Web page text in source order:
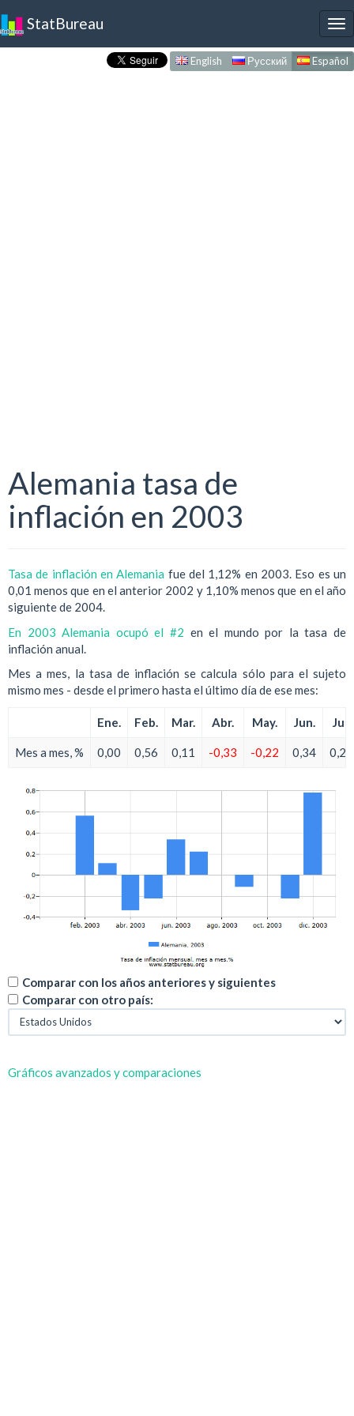
StatBureau
English Русский Español
Alemania tasa de
inflación en 2003
Tasa de inflación en Alemania fue del 1,12% en 2003. Eso es un
0,01 menos que en el anterior 2002 y 1,10% menos que en el año
siguiente de 2004.
En 2003 Alemania ocupó el #2 en el mundo por la tasa de
inflación anual.
Mes a mes, la tasa de inflación se calcula sólo para el sujeto
mismo mes - desde el primero hasta el último día de ese mes:
Ene. Feb. Mar. Abr. May. Jun. Jul.
Mes a mes, % 0,00 0,56 0,11 -0,33 -0,22 0,34 0,22
Comparar con los años anteriores y siguientes
Comparar con otro país:
Gráficos avanzados y comparaciones